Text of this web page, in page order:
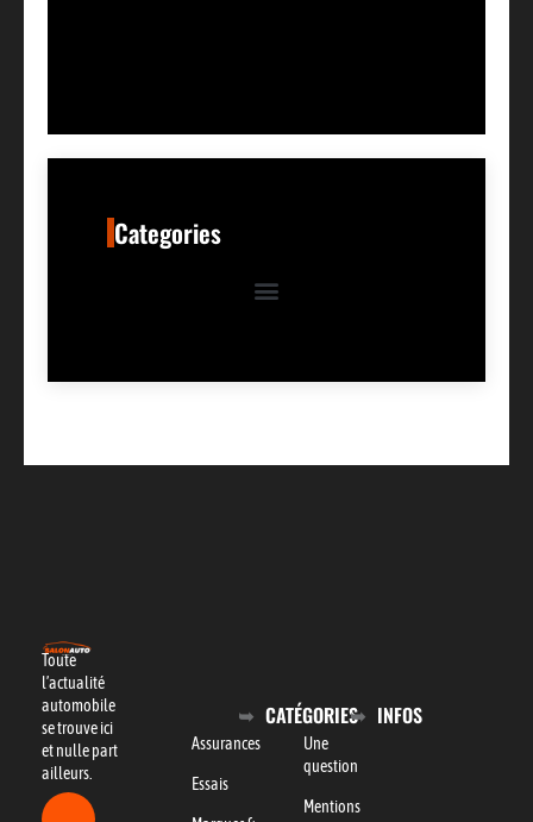
Categories
Toute
l’actualité
automobile
se trouve ici
et nulle part
ailleurs.
CATÉGORIES
Assurances
Essais
INFOS
Une
question
Mentions